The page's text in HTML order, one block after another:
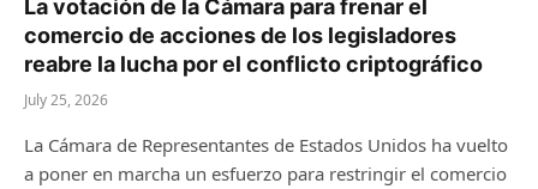
La votación de la Cámara para frenar el
comercio de acciones de los legisladores
reabre la lucha por el conflicto criptográfico
July 25, 2026
La Cámara de Representantes de Estados Unidos ha vuelto
a poner en marcha un esfuerzo para restringir el comercio